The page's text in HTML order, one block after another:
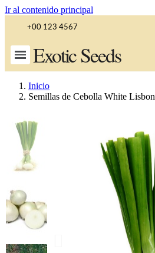
Ir al contenido principal
+00 123 4567
Exotic Seeds
Inicio
Semillas de Cebolla White Lisbon